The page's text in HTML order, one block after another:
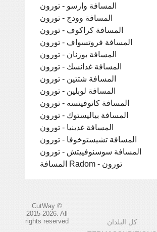
المسافة وارسو - تورون
المسافة وودج - تورون
المسافة كراكوف - تورون
المسافة فروتسواف - تورون
المسافة بوزنان - تورون
المسافة غدانسك - تورون
المسافة شتتين - تورون
المسافة لوبلين - تورون
المسافة كاتوفيتسه - تورون
المسافة بياليستوك - تورون
المسافة غدينيا - تورون
المسافة تشيستوخوفا - تورون
المسافة سوسنوفييتش - تورون
المسافة Radom - تورون
CutWay ©
2015-2026. All
rights reserved
كل البلدان